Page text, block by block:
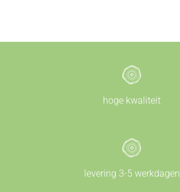
hoge kwaliteit
levering 3-5 werkdagen